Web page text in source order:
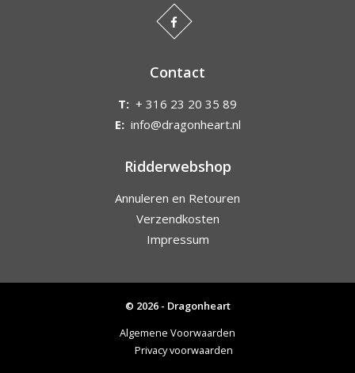
Contact
T: + 316 23 20 35 89
E: info@dragonheart.nl
Ridderwebshop
Annuleren en Retouren
Verzendkosten
Impressum
© 2026 - Dragonheart
Algemene Voorwaarden
Privacy voorwaarden